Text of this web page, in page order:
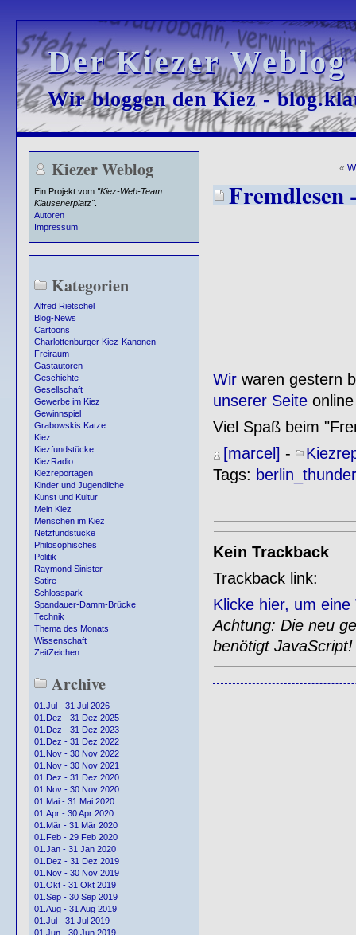
Der Kiezer
Der Kiezer
Wir bloggen den Kiez -
Wir bloggen den Kiez -
Kiezer Weblog
Ein Projekt vom "Kiez-Web-Team
Klausenerplatz".
Autoren
Impressum
Kategorien
Alfred Rietschel
Blog-News
Cartoons
Charlottenburger Kiez-Kanonen
Freiraum
Gastautoren
Geschichte
Gesellschaft
Gewerbe im Kiez
Gewinnspiel
Grabowskis Katze
Kiez
Kiezfundstücke
KiezRadio
Kiezreportagen
Kinder und Jugendliche
Kunst und Kultur
Mein Kiez
Menschen im Kiez
Netzfundstücke
Philosophisches
Politik
Raymond Sinister
Satire
Schlosspark
Spandauer-Damm-Brücke
Technik
Thema des Monats
Wissenschaft
ZeitZeichen
Archive
01.Jul - 31 Jul 2026
01.Dez - 31 Dez 2025
01.Dez - 31 Dez 2023
01.Dez - 31 Dez 2022
01.Nov - 30 Nov 2022
01.Nov - 30 Nov 2021
01.Dez - 31 Dez 2020
01.Nov - 30 Nov 2020
01.Mai - 31 Mai 2020
01.Apr - 30 Apr 2020
01.Mär - 31 Mär 2020
01.Feb - 29 Feb 2020
01.Jan - 31 Jan 2020
01.Dez - 31 Dez 2019
01.Nov - 30 Nov 2019
01.Okt - 31 Okt 2019
01.Sep - 30 Sep 2019
01.Aug - 31 Aug 2019
01.Jul - 31 Jul 2019
01.Jun - 30 Jun 2019
«
Fremdlesen
Wirwaren gestern
unserer Seiteonline
Viel Spaß beim
[marcel] -
Tags: berlin_thunder
Kein Trackback
Trackback link:
Klicke hier, um
Achtung: Die neu
benötigt JavaScript!